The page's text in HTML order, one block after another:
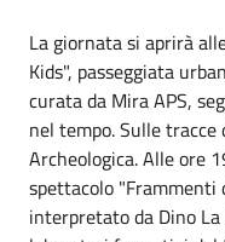
La giornata si aprirà
Kids", passeggiata
curata da Mira APS,
nel tempo. Sulle
Archeologica. Alle ore
spettacolo
interpretato da Dino